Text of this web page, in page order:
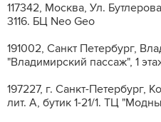
117342, Москва, Ул.
3116. БЦ Neo Geo
191002, Санкт Петербург,
"Владимирский пассаж", 1
197227, г. Санкт-Петербург,
лит. A, бутик 1-21/1. ТЦ